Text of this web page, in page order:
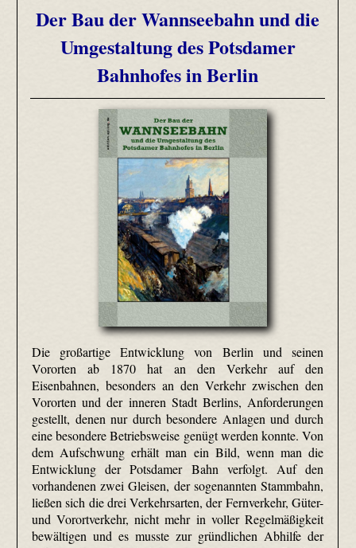
Der Bau der Wannseebahn und die
Umgestaltung des Potsdamer
Bahnhofes in Berlin
Die großartige Entwicklung von Berlin und seinen
Vororten ab 1870 hat an den Verkehr auf den
Eisenbahnen, besonders an den Verkehr zwischen den
Vororten und der inneren Stadt Berlins, Anforderungen
gestellt, denen nur durch besondere Anlagen und durch
eine besondere Betriebsweise genügt werden konnte. Von
dem Aufschwung erhält man ein Bild, wenn man die
Entwicklung der Potsdamer Bahn verfolgt. Auf den
vorhandenen zwei Gleisen, der sogenannten Stammbahn,
ließen sich die drei Verkehrsarten, der Fernverkehr, Güter-
und Vorortverkehr, nicht mehr in voller Regelmäßigkeit
bewältigen und es musste zur gründlichen Abhilfe der